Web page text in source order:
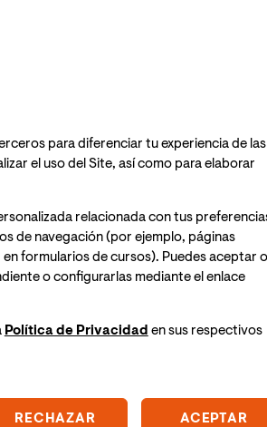
del Consejo
de
las
VIU refuerza
en Perú
cooperación
VIU participa
y Rectoras
VIU continúa
institucional
fortalecer la
proyección
para diferenciar tu experiencia de
el uso del Site, así como para elaborar
relacionada con tus
de navegación (por ejemplo, páginas
formularios de cursos). Puedes aceptar o
o configurarlas mediante el enlace
Política de Privacidad en sus respectivos
RECHAZAR ACEPTAR